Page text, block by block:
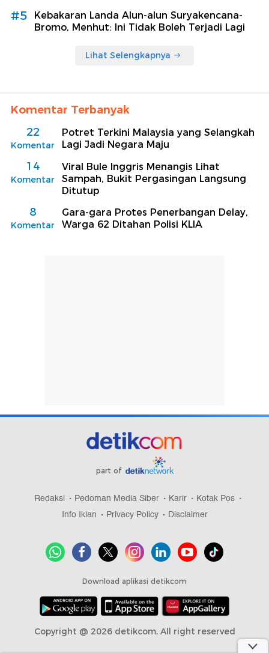
#5
Kebakaran Landa Alun-alun Suryakencana-
Bromo, Menhut: Ini Tidak Boleh Terjadi Lagi
Lihat Selengkapnya
Komentar Terbanyak
22
Komentar
Potret Terkini Malaysia yang Selangkah
Lagi Jadi Negara Maju
14
Komentar
Viral Bule Inggris Menangis Lihat
Sampah, Bukit Pergasingan Langsung
Ditutup
8
Komentar
Gara-gara Protes Penerbangan Delay,
Warga 62 Ditahan Polisi KLIA
part of
Redaksi Pedoman Media Siber Karir
Kotak Pos
Info Iklan
Privacy Policy Disclaimer
Download aplikasi detikcom
Copyright @ 2026 detikcom, All right reserved